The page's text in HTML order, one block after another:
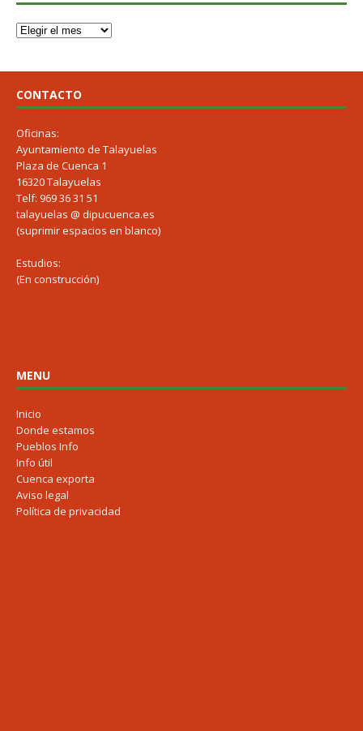
CONTACTO
Oficinas:
Ayuntamiento de Talayuelas
Plaza de Cuenca 1
16320 Talayuelas
Telf: 969 36 31 51
talayuelas @ dipucuenca.es
(suprimir espacios en blanco)
Estudios:
(En construcción)
MENU
Inicio
Donde estamos
Pueblos Info
Info útil
Cuenca exporta
Aviso legal
Política de privacidad